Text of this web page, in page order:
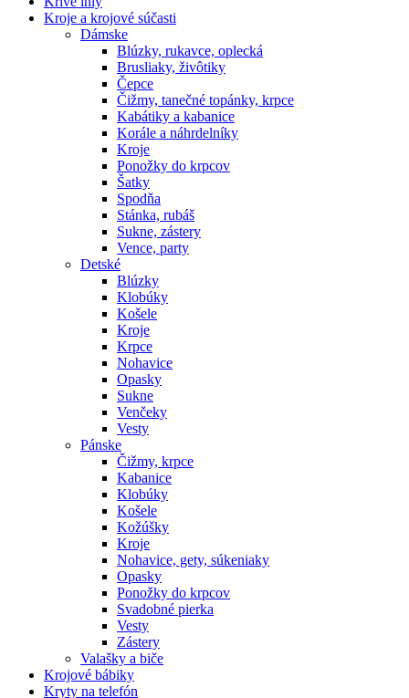
Kroje a krojové súčasti
Dámske
Blúzky, rukavce, oplecká
Brusliaky, živôtiky
Čepce
Čižmy, tanečné topánky, krpce
Kabátiky a kabanice
Korále a náhrdelníky
Kroje
Ponožky do krpcov
Šatky
Spodňa
Stánka, rubáš
Sukne, zástery
Vence, party
Detské
Blúzky
Klobúky
Košele
Kroje
Krpce
Nohavice
Opasky
Sukne
Venčeky
Vesty
Pánske
Čižmy, krpce
Kabanice
Klobúky
Košele
Kožúšky
Kroje
Nohavice, gety, súkeniaky
Opasky
Ponožky do krpcov
Svadobné pierka
Vesty
Zástery
Valašky a biče
Krojové bábiky
Kryty na telefón